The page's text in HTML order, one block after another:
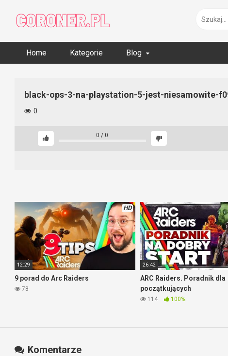
content
Home Kategorie Blog
black-ops-3-na-playstation-5-jest-niesamowite-
0
0 / 0
HD
12:29
9 porad do Arc Raiders
78
26:42
ARC Raiders. Poradnik dla
początkujących
114 100%
Komentarze